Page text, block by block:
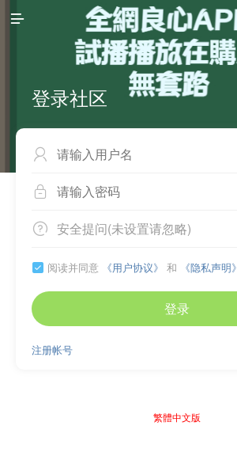

登录社区


 安全提问(未设置请忽略)
 阅读并同意 《用户协议》 和 《隐私声明》
登录
注册帐号
繁體中文版